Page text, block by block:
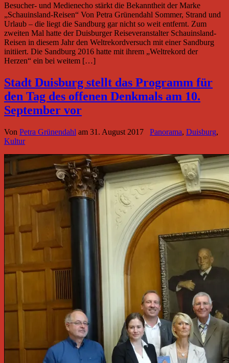
Besucher- und Medienecho stärkt die Bekanntheit der Marke
„Schauinsland-Reisen“ Von Petra Grünendahl Sommer, Strand und
Urlaub – die liegt die Sandburg gar nicht so weit entfernt. Zum
zweiten Mal hatte der Duisburger Reiseveranstalter Schauinsland-
Reisen in diesem Jahr den Weltrekordversuch mit einer Sandburg
initiiert. Die Sandburg 2016 hatte mit ihrem „Weltrekord der
Herzen“ ein bei weitem […]
Stadt Duisburg stellt das Programm für
den Tag des offenen Denkmals am 10.
September vor
Von Petra Grünendahl am 31. August 2017 Panorama, Duisburg,
Kultur